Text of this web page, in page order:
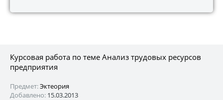
Курсовая работа по теме Анализ трудовых ресурсов
предприятия
Предмет:Эктеория
Добавлено: 15.03.2013